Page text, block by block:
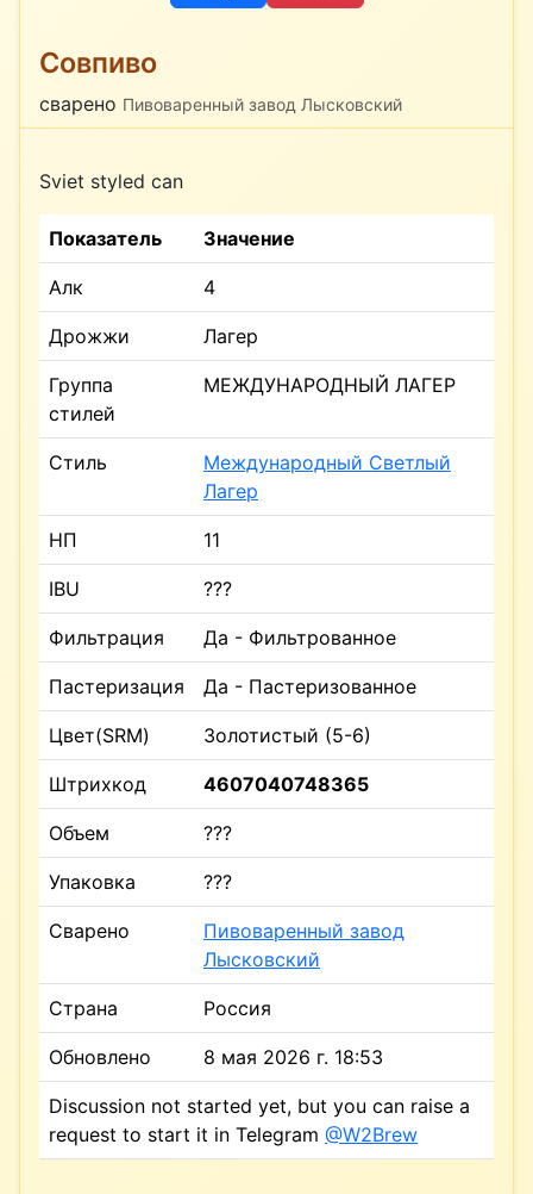
Совпиво
сварено Пивоваренный завод Лысковский
Sviet styled can
Показатель Значение
Алк 4
Дрожжи Лагер
Группа
стилей
МЕЖДУНАРОДНЫЙ ЛАГЕР
Стиль
Международный Светлый
Лагер
НП 11
IBU ???
Фильтрация Да - Фильтрованное
Пастеризация Да - Пастеризованное
Цвет(SRM) Золотистый (5-6)
Штрихкод 4607040748365
Объем ???
Упаковка ???
Сварено
Пивоваренный завод
Лысковский
Страна Россия
Обновлено 8 мая 2026 г. 18:53
Discussion not started yet, but you can raise a
request to start it in Telegram @W2Brew